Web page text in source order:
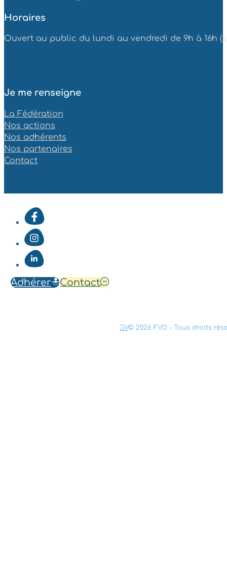
Adhérer Contact
Horaires
Ouvert au public du lundi au vendredi de 9h à 16h
Je me renseigne
La Fédération
Nos actions
Nos adhérents
Nos partenaires
Contact
CGV© 2026 FVD - Tous droits